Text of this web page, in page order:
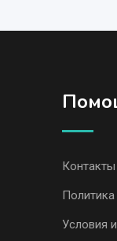
Контакты
Условия